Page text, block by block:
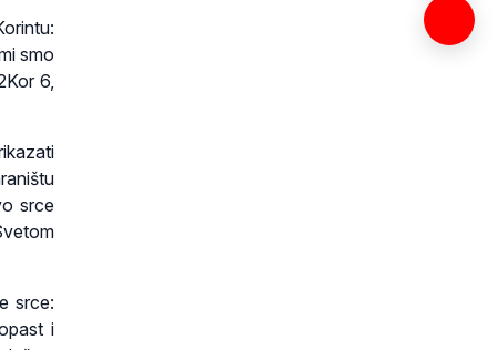
smo
6,
srce
srce:
i